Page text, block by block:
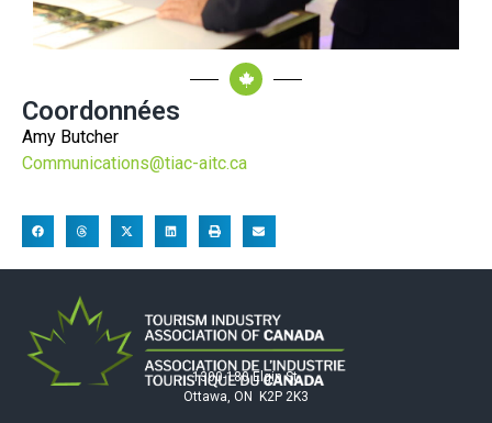
Coordonnées
Amy Butcher
Communications@tiac-aitc.ca
1300-180 Elgin St.
Ottawa, ON K2P 2K3